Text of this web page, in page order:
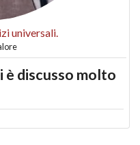
universali.
è discusso molto